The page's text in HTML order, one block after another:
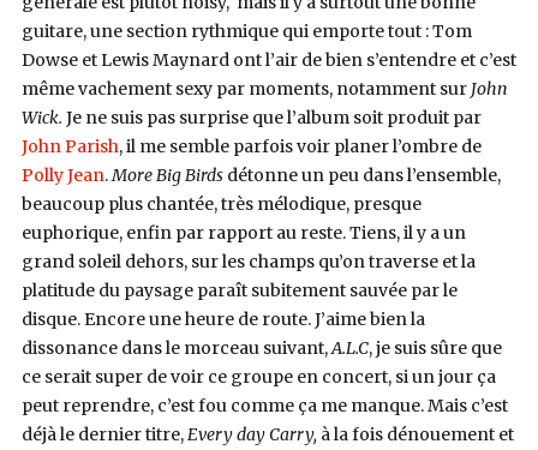
guitare, une section rythmique qui emporte tout : Tom
Dowse et Lewis Maynard ont l’air de bien s’entendre et c’est
même vachement sexy par moments, notamment sur John
Wick. Je ne suis pas surprise que l’album soit produit par
John Parish, il me semble parfois voir planer l’ombre de
Polly Jean.More Big Birdsdétonne un peu dans l’ensemble,
beaucoup plus chantée, très mélodique, presque
euphorique, enfin par rapport au reste. Tiens, il y a un
grand soleil dehors, sur les champs qu’on traverse et la
platitude du paysage paraît subitement sauvée par le
disque. Encore une heure de route. J’aime bien la
dissonance dans le morceau suivant,A.L.C, je suis sûre que
ce serait super de voir ce groupe en concert, si un jour ça
peut reprendre, c’est fou comme ça me manque. Mais c’est
déjà le dernier titre,Every day Carry, à la fois dénouement et